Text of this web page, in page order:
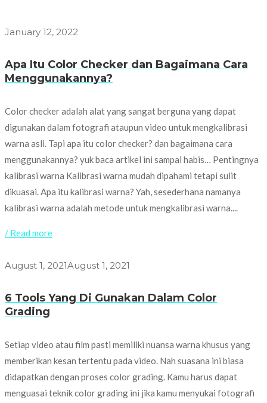
January 12, 2022
Apa Itu Color Checker dan Bagaimana Cara
Menggunakannya?
Color checker adalah alat yang sangat berguna yang dapat
digunakan dalam fotografi ataupun video untuk mengkalibrasi
warna asli. Tapi apa itu color checker? dan bagaimana cara
menggunakannya? yuk baca artikel ini sampai habis… Pentingnya
kalibrasi warna Kalibrasi warna mudah dipahami tetapi sulit
dikuasai. Apa itu kalibrasi warna? Yah, sesederhana namanya
kalibrasi warna adalah metode untuk mengkalibrasi warna....
/ Read more
August 1, 2021August 1, 2021
6 Tools Yang Di Gunakan Dalam Color
Grading
Setiap video atau film pasti memiliki nuansa warna khusus yang
memberikan kesan tertentu pada video. Nah suasana ini biasa
didapatkan dengan proses color grading. Kamu harus dapat
menguasai teknik color grading ini jika kamu menyukai fotografi